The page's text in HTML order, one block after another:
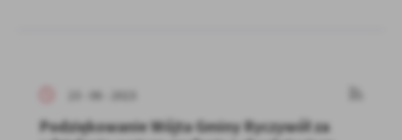
23 - 06 - 2023
Podziękowanie Wójta Gminy Ryczywół za